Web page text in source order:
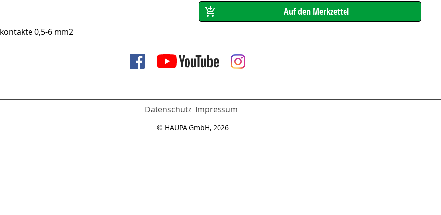
0,5-6 mm2
Datenschutz Impressum
© HAUPA GmbH, 2026